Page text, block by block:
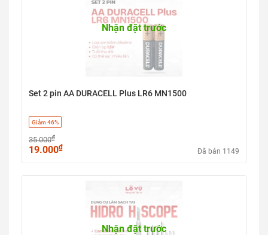
Nhận đặt trước
Set 2 pin AA DURACELL Plus LR6 MN1500
Giảm 46%
35.000₫
19.000₫ Đã bán 1149
Nhận đặt trước